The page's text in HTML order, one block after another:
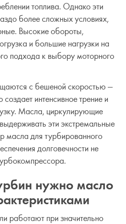
топлива. Однако эти
более сложных условиях,
Высокие обороты,
и большие нагрузки на
подхода к выбору моторного
с бешеной скоростью —
интенсивное трение и
Масла, циркулирующие
эти экстремальные
масла для турбированного
долговечности не
нужно масло
работают при значительно